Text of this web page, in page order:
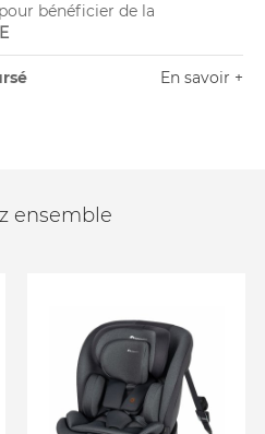
bénéficier de la
En savoir +
ensemble